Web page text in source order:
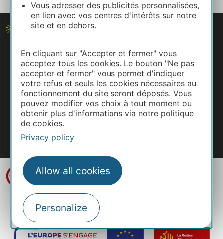
Vous adresser des publicités personnalisées,
en lien avec vos centres d'intérêts sur notre
site et en dehors.
En cliquant sur "Accepter et fermer" vous
acceptez tous les cookies. Le bouton "Ne pas
accepter et fermer" vous permet d'indiquer
votre refus et seuls les cookies nécessaires au
fonctionnement du site seront déposés. Vous
pouvez modifier vos choix à tout moment ou
obtenir plus d'informations via notre politique
de cookies.
Privacy policy
Allow all cookies
Personalize
#VisitOccitanie
Legal notice